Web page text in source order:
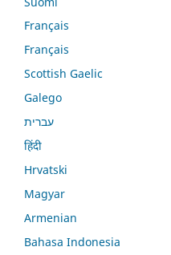
Français
Français
Scottish Gaelic
Galego
עברית
हिंदी
Hrvatski
Magyar
Armenian
Bahasa Indonesia